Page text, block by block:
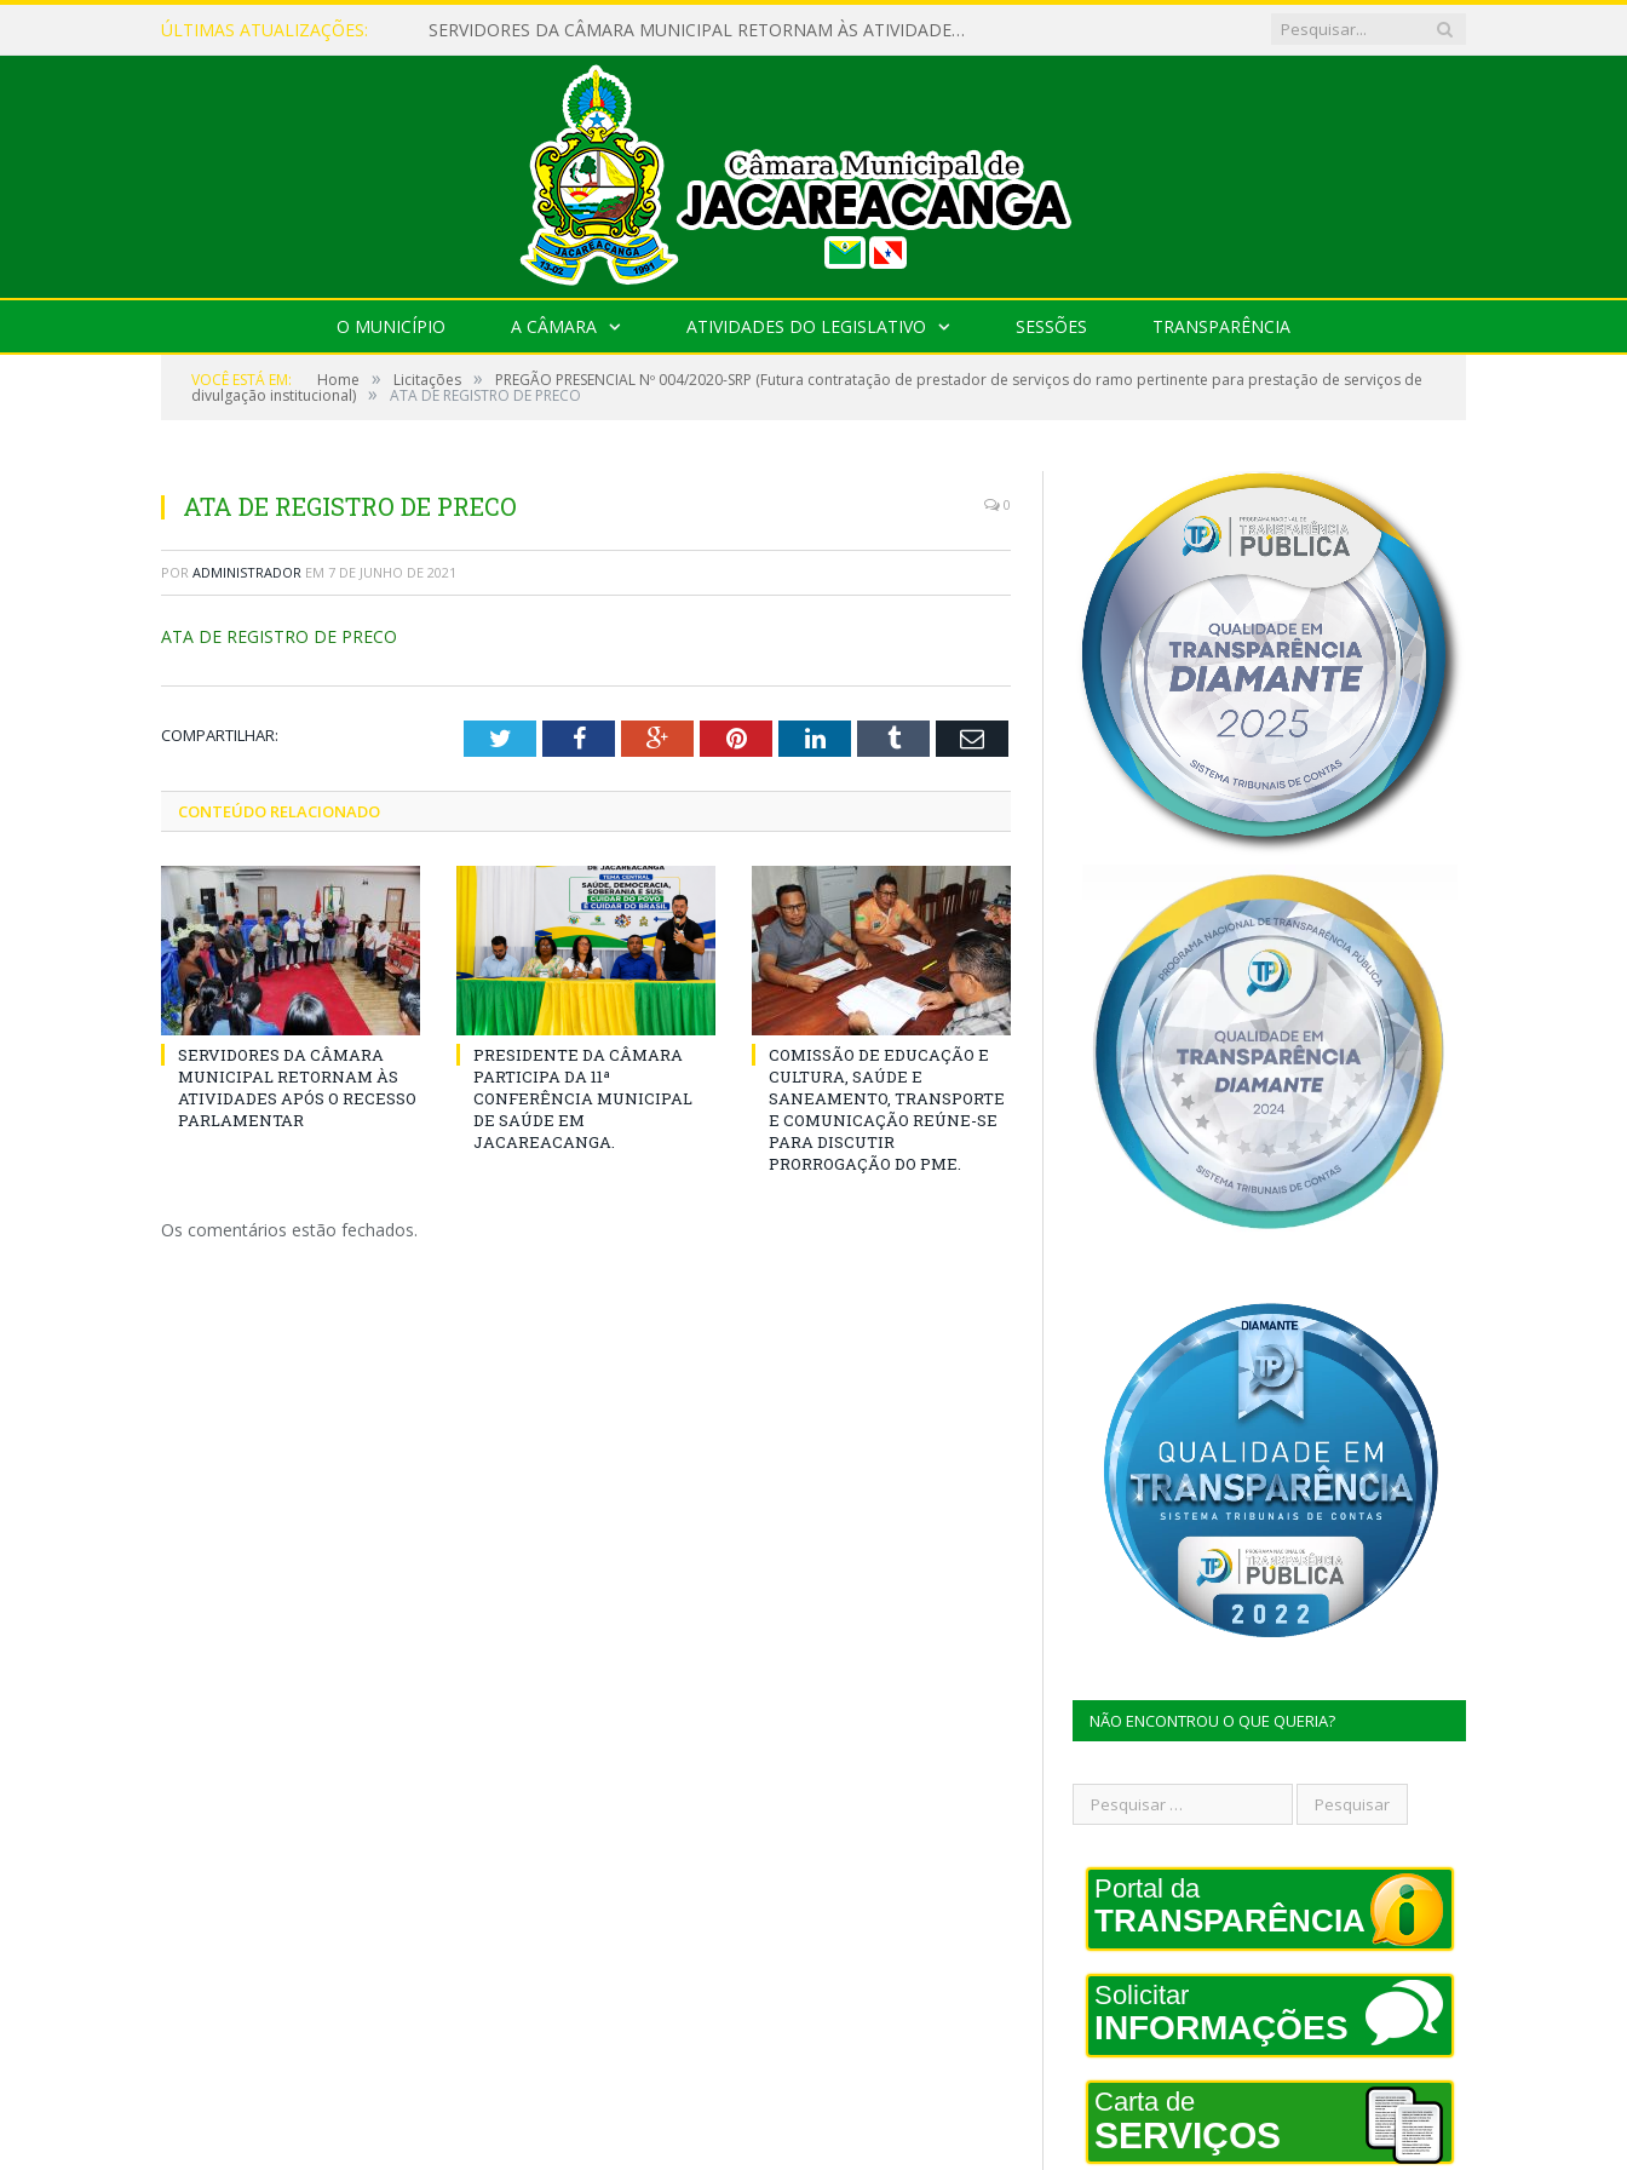
ÚLTIMAS ATUALIZAÇÕES: SERVIDORES DA CÂMARA MUNICIPAL RETORNAM ÀS ATIVIDADES APÓS O RECESSO PARLAMENTAR
O MUNICÍPIO A CÂMARA ATIVIDADES DO LEGISLATIVO SESSÕES TRANSPARÊNCIA
VOCÊ ESTÁ EM: Home » Licitações » PREGÃO PRESENCIAL Nº 004/2020-SRP (Futura contratação de prestador de serviços do ramo pertinente para prestação de serviços de
divulgação institucional) » ATA DE REGISTRO DE PRECO
ATA DE REGISTRO DE PRECO 0
POR ADMINISTRADOR EM 7 DE JUNHO DE 2021
ATA DE REGISTRO DE PRECO
COMPARTILHAR: TwitterFacebookGoogle+PinterestLinkedInTumblr Email
CONTEÚDO RELACIONADO
SERVIDORES DA CÂMARA
MUNICIPAL RETORNAM ÀS
ATIVIDADES APÓS O RECESSO
PARLAMENTAR
PRESIDENTE DA CÂMARA
PARTICIPA DA 11ª
CONFERÊNCIA MUNICIPAL
DE SAÚDE EM
JACAREACANGA.
COMISSÃO DE EDUCAÇÃO E
CULTURA, SAÚDE E
SANEAMENTO, TRANSPORTE
E COMUNICAÇÃO REÚNE-SE
PARA DISCUTIR
PRORROGAÇÃO DO PME.
Os comentários estão fechados.
NÃO ENCONTROU O QUE QUERIA?
Portal da
TRANSPARÊNCIA
Solicitar
INFORMAÇÕES
Carta de
SERVIÇOS